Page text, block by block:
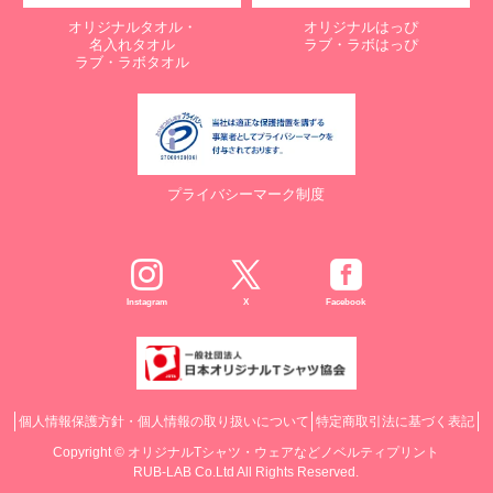
オリジナルタオル・
名入れタオル
ラブ・ラボタオル
オリジナルはっぴ
ラブ・ラボはっぴ
プライバシーマーク制度
Instagram X Facebook
個人情報保護方針・個人情報の取り扱いについて 特定商取引法に基づく表記
Copyright © オリジナルTシャツ・ウェアなどノベルティプリント
RUB-LAB Co.Ltd All Rights Reserved.